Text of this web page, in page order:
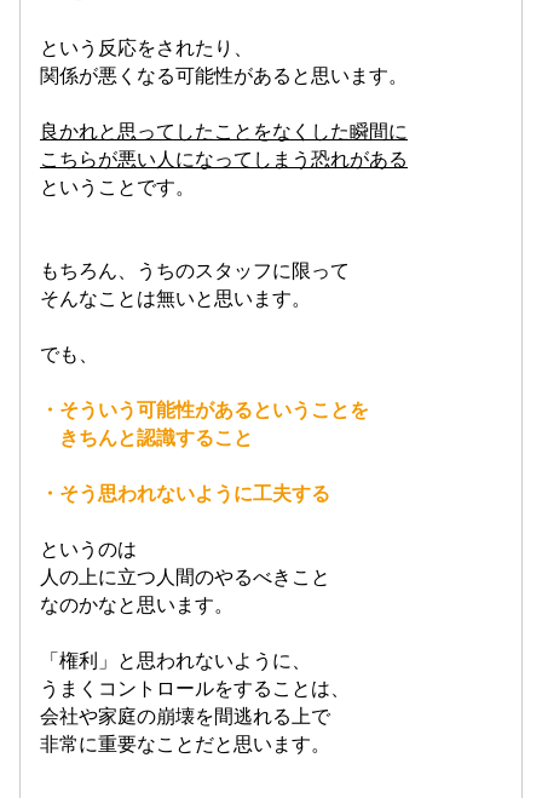
という反応をされたり、
関係が悪くなる可能性があると思います。
良かれと思ってしたことをなくした瞬間に
こちらが悪い人になってしまう恐れがある
ということです。
もちろん、うちのスタッフに限って
そんなことは無いと思います。
でも、
・そういう可能性があるということを
きちんと認識すること
・そう思われないように工夫する
というのは
人の上に立つ人間のやるべきこと
なのかなと思います。
「権利」と思われないように、
うまくコントロールをすることは、
会社や家庭の崩壊を間逃れる上で
非常に重要なことだと思います。